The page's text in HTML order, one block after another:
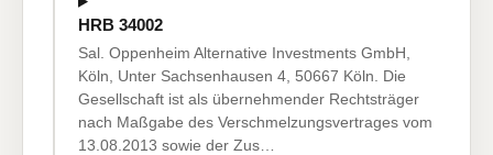
HRB 34002
Sal. Oppenheim Alternative Investments GmbH,
Köln, Unter Sachsenhausen 4, 50667 Köln. Die
Gesellschaft ist als übernehmender Rechtsträger
nach Maßgabe des Verschmelzungsvertrages vom
13.08.2013 sowie der Zus…